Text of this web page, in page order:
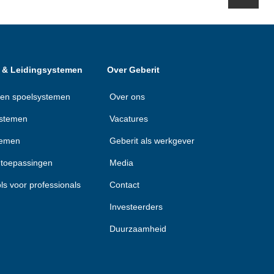
Leidingsystemen
spoelsystemen
voor professionals
Over Geberit
Over ons
Vacatures
Geberit als werkgever
Media
Contact
Investeerders
Duurzaamheid